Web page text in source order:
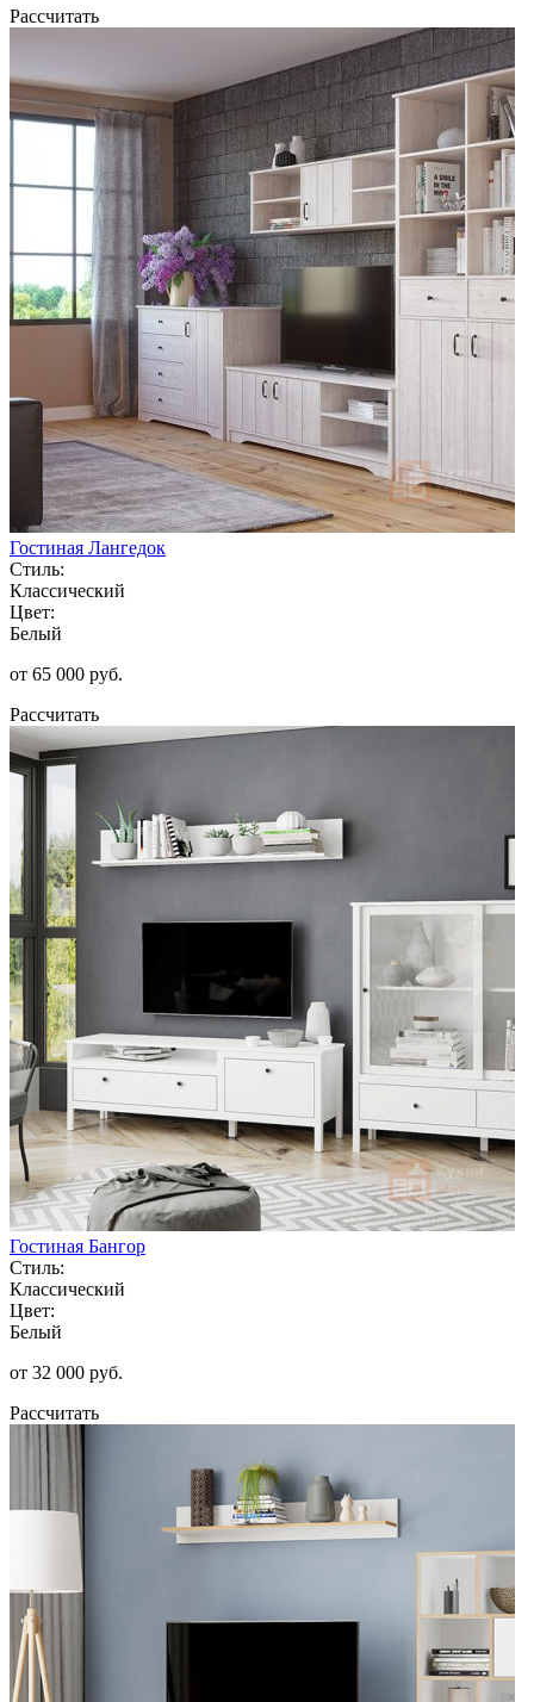
Рассчитать
Гостиная Лангедок
Стиль:
Классический
Цвет:
Белый
от 65 000 руб.
Рассчитать
Гостиная Бангор
Стиль:
Классический
Цвет:
Белый
от 32 000 руб.
Рассчитать